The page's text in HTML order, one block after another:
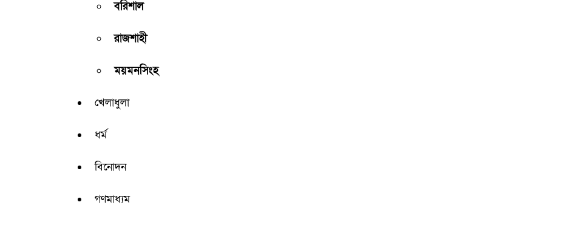
বরিশাল
রাজশাহী
ময়মনসিংহ
খেলাধুলা
ধর্ম
বিনোদন
গণমাধ্যম